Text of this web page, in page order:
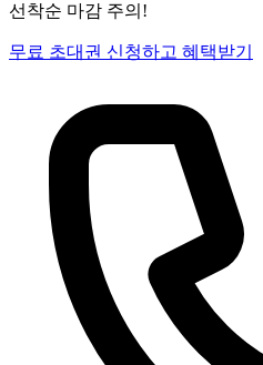
선착순 마감 주의!
무료 초대권 신청하고 혜택받기